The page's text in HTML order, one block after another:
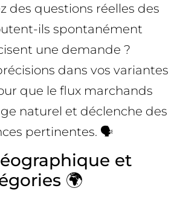
des questions réelles des
ils spontanément
une demande ?
dans vos variantes
que le flux marchands
naturel et déclenche des
pertinentes. 🗣️
et
🌍